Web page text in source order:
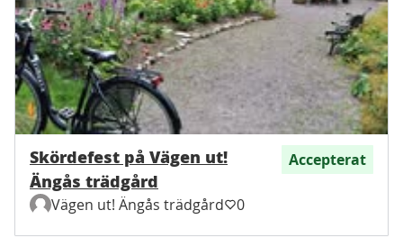
Skördefest på Vägen ut!
Ängås trädgård
Accepterat
Vägen ut! Ängås trädgård 0